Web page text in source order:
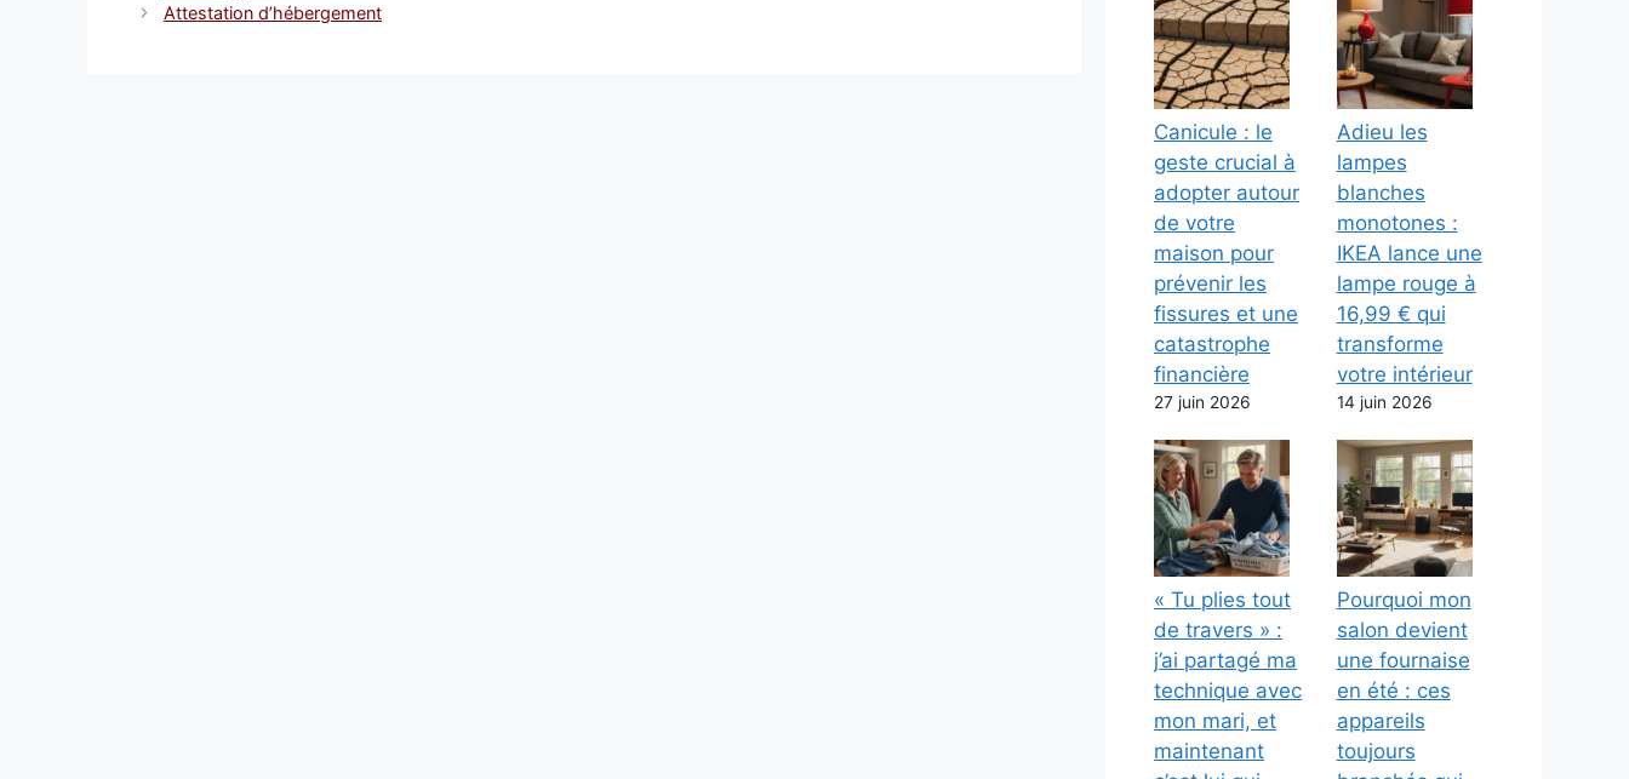
Attestation d’hébergement
Canicule : le
geste crucial à
adopter autour
de votre
maison pour
prévenir les
fissures et une
catastrophe
financière
27 juin 2026
Adieu les
lampes
blanches
monotones :
IKEA lance une
lampe rouge à
16,99 € qui
transforme
votre intérieur
14 juin 2026
« Tu plies tout
de travers » :
j’ai partagé ma
technique avec
mon mari, et
maintenant
Pourquoi mon
salon devient
une fournaise
en été : ces
appareils
toujours